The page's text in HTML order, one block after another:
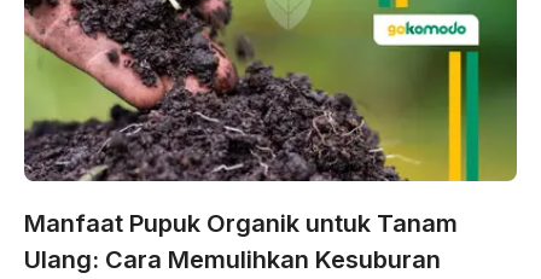
Manfaat Pupuk Organik untuk Tanam
Ulang: Cara Memulihkan Kesuburan